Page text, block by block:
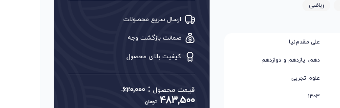
ریاضی
علی مقدم‌نیا
دهم، یازدهم و دوازدهم
علوم تجربی
1403
ارسال سریع محصولات
ضمانت بازگشت وجه
کیفیت بالای محصول
قیمت محصول:
620,000
483,500 تومان